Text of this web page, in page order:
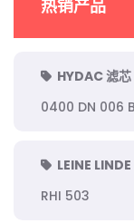
热销产品
HYDAC 滤
0400 DN 006
LEINE
RHI 503